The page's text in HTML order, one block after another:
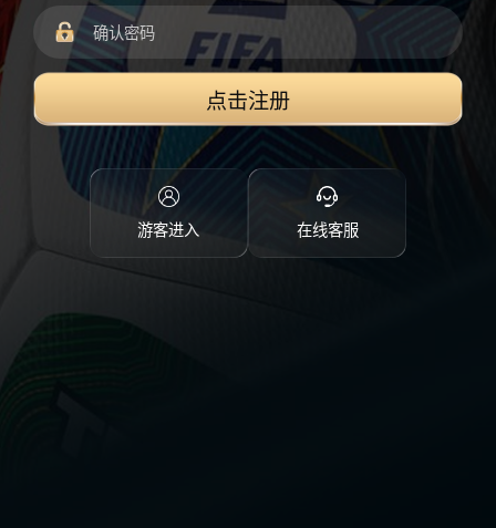
点击注册
游客进入 在线客服